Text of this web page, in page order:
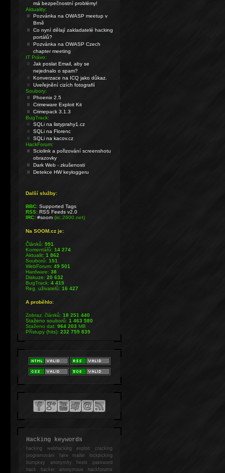
má bezpečnostní problémy!
Aktuality:
Pozvánka na OWASP meetup v
Brně
Co nyní dělají zakladatelé hacking
portálů?
Pozvánka na OWASP Czech
chapter meeting
IT Právo:
Jak poslat Email, aby se
nejednalo o spam?
Konverzace na ICQ jako důkaz.
Uveřejnění cizích fotografií
Soubory:
Phoenix 2.5
Crimeware Exploit Kit
Crimepack 3.1.3
BugTrack:
SQLi na listyprahy1.cz
SQLi na Florenc
SQLi na kacov.cz
HackForum:
Sciolink a pořizování screenshotu
obrazovky
Dark Web - zkušenosti
Detekce HW keyloggeru
Další služby:
BBC: Supported Tags
RSS: RSS Feeds v2.0
IRC: #soom(irc.2600.net)
Na SOOM.cz je:
Článků:991
Komentářů:14 274
Aktualit:1 862
Souborů:151
WebForum:49 501
Hardware:38
Diskuze:20 632
BugTrack:4 415
Reg. uživatelů:16 427
A proběhlo:
Zobraz. článků:18 251 440
Staženo souborů:1 463 580
Staženo dat:964 203MB
Přístupy (hits):232 759 839
Hacking keywords
hackingwebhacking exploit cracking
programování fake mailer lockpicking
bumpkey anonymity heslo password
hackhacker anonymous hackforums